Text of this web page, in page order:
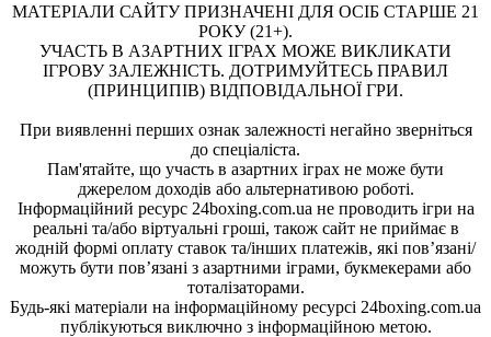
МАТЕРІАЛИ САЙТУ ПРИЗНАЧЕНІ ДЛЯ ОСІБ СТАРШЕ 21
РОКУ (21+).
УЧАСТЬ В АЗАРТНИХ ІГРАХ МОЖЕ ВИКЛИКАТИ
ІГРОВУ ЗАЛЕЖНІСТЬ. ДОТРИМУЙТЕСЬ ПРАВИЛ
(ПРИНЦИПІВ) ВІДПОВІДАЛЬНОЇ ГРИ.
При виявленні перших ознак залежності негайно зверніться
до спеціаліста.
Пам'ятайте, що участь в азартних іграх не може бути
джерелом доходів або альтернативою роботі.
Інформаційний ресурс 24boxing.com.ua не проводить ігри на
реальні та/або віртуальні гроші, також сайт не приймає в
жодній формі оплату ставок та/інших платежів, які пов’язані/
можуть бути пов’язані з азартними іграми, букмекерами або
тоталізаторами.
Будь-які матеріали на інформаційному ресурсі 24boxing.com.ua
публікуються виключно з інформаційною метою.